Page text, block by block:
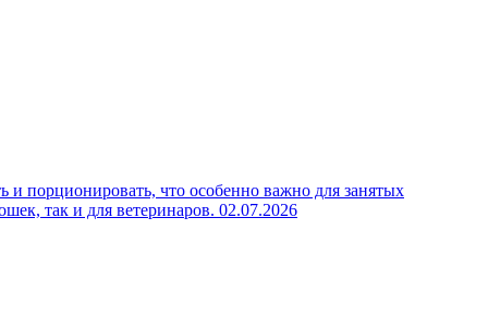
порционировать, что особенно важно для занятых
так и для ветеринаров. 02.07.2026